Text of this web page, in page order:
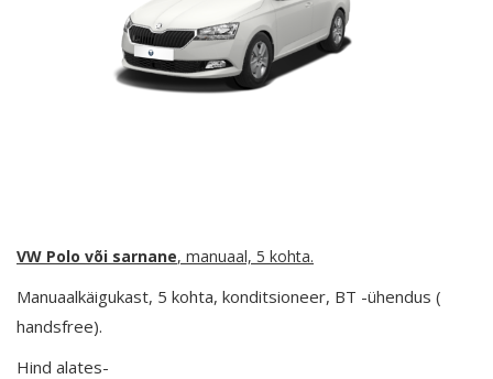
VW Polo või sarnane, manuaal, 5 kohta.
Manuaalkäigukast, 5 kohta, konditsioneer, BT -ühendus (
handsfree).
Hind alates-